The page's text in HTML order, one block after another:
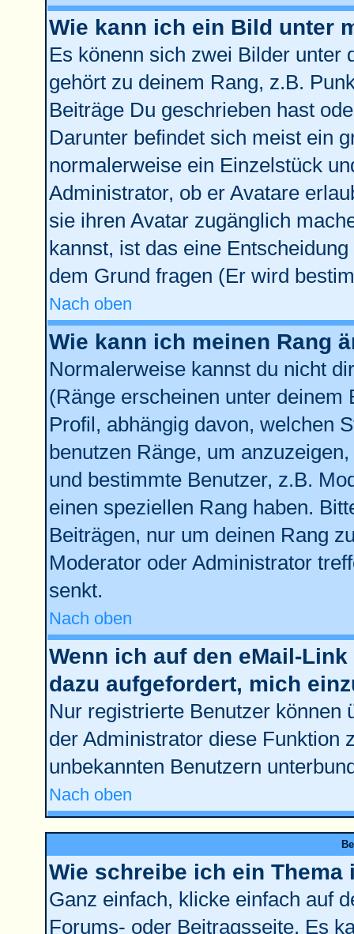
Wie kann ich ein Bild unter
Es könenn sich zwei Bilder unter
gehört zu deinem Rang, z.B.
Beiträge Du geschrieben hast
Darunter befindet sich meist ein
normalerweise ein Einzelstück
Administrator, ob er Avatare
sie ihren Avatar zugänglich
kannst, ist das eine
dem Grund fragen (Er wird
Nach oben
Wie kann ich meinen Rang
Normalerweise kannst du nicht
(Ränge erscheinen unter deinem
Profil, abhängig davon, welchen
benutzen Ränge, um
und bestimmte Benutzer, z.B.
einen speziellen Rang haben.
Beiträgen, nur um deinen Rang
Moderator oder Administrator
senkt.
Nach oben
Wenn ich auf den eMail-
dazu aufgefordert, mich
Nur registrierte Benutzer können
der Administrator diese Funktion
unbekannten Benutzern
Nach oben
Wie schreibe ich ein Thema
Ganz einfach, klicke einfach auf
Forums- oder Beitragsseite. Es